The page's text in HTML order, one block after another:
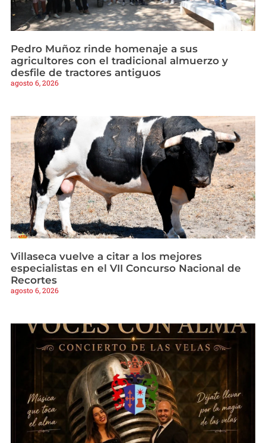
Pedro Muñoz rinde homenaje a sus
agricultores con el tradicional almuerzo y
desfile de tractores antiguos
agosto 6, 2026
Villaseca vuelve a citar a los mejores
especialistas en el VII Concurso Nacional de
Recortes
agosto 6, 2026